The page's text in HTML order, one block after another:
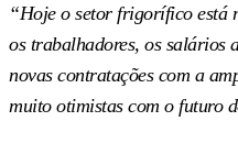
“Hoje o setor frigorífico está
os trabalhadores, os salários
novas contratações com a
muito otimistas com o futuro